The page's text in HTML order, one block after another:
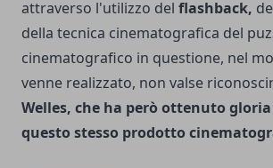
attraverso l'utilizzo del flashback,
della tecnica cinematografica del
cinematografico in questione, nel
venne realizzato, non valse
Welles, che ha però ottenuto
questo stesso prodotto